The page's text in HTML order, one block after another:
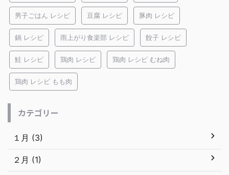
男子ごはん レシピ 豆腐 レシピ 豚肉 レシピ
鍋 レシピ 雨上がり食楽部 レシピ 餃子 レシピ
鮭 レシピ 鶏肉 レシピ 鶏肉 レシピ むね肉
鶏肉 レシピ もも肉
カテゴリー
１月 (3)
２月 (1)